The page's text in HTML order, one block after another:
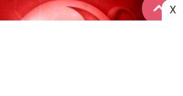
X